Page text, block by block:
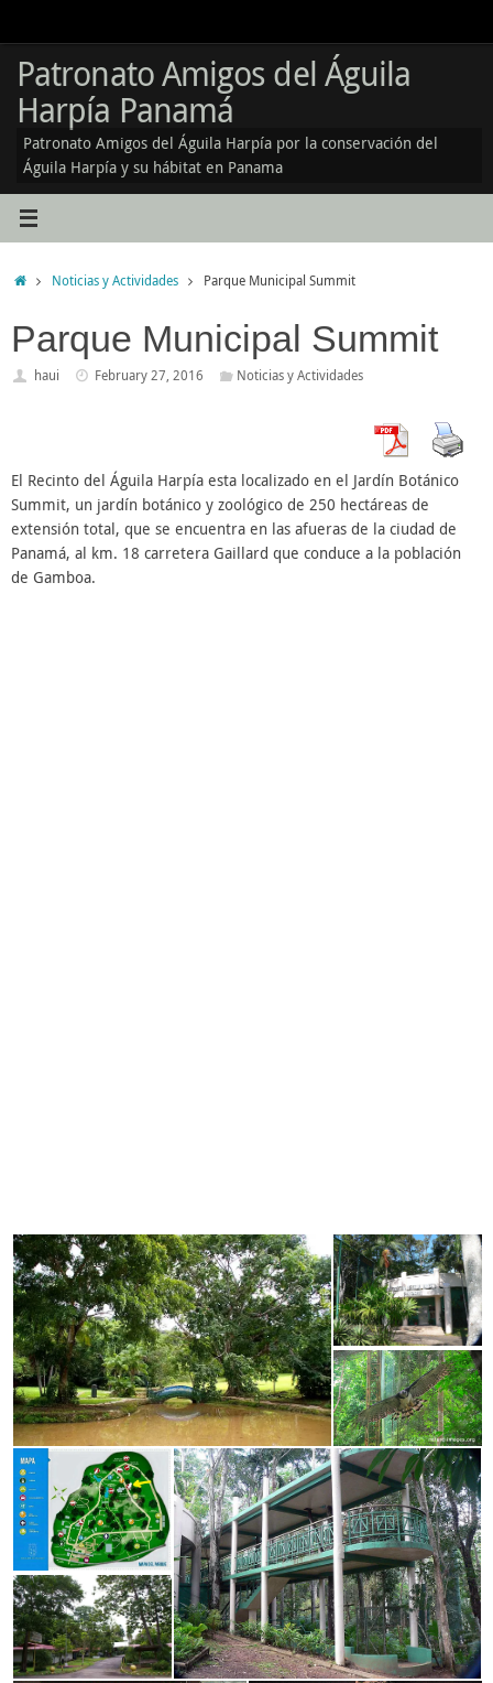
contentPatronato Amigos del Águila
Harpía Panamá
Patronato Amigos del Águila Harpía por la conservación del
Águila Harpía y su hábitat en Panama
HomeNoticias y Actividades Parque Municipal Summit
Parque Municipal Summit
haui February 27, 2016 Noticias y Actividades
El Recinto del Águila Harpía esta localizado en el Jardín Botánico
Summit, un jardín botánico y zoológico de 250 hectáreas de
extensión total, que se encuentra en las afueras de la ciudad de
Panamá, al km. 18 carretera Gaillard que conduce a la población
de Gamboa.